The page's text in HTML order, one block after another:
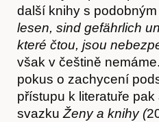
další knihy s
lesen, sind gefährlich
které čtou, jsou
však v češtině
pokus o zachycení
přístupu k literatuře
svazku Ženy a knihy(